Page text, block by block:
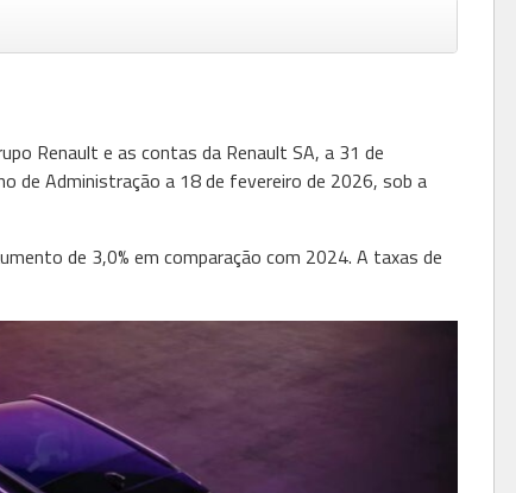
Renault e as contas da Renault SA, a 31 de
de Administração a 18 de fevereiro de 2026, sob a
de 3,0% em comparação com 2024. A taxas de